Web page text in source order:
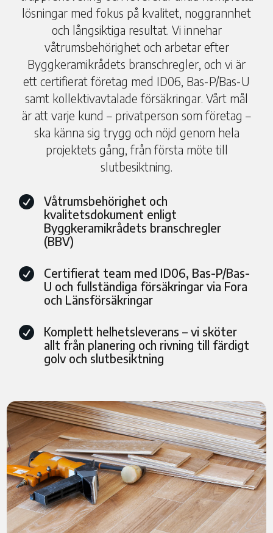
lösningar med fokus på kvalitet, noggrannhet
och långsiktiga resultat. Vi innehar
våtrumsbehörighet och arbetar efter
Byggkeramikrådets branschregler, och vi är
ett certifierat företag med ID06, Bas-P/Bas-U
samt kollektivavtalade försäkringar. Vårt mål
är att varje kund – privatperson som företag –
ska känna sig trygg och nöjd genom hela
projektets gång, från första möte till
slutbesiktning.

Våtrumsbehörighet och
kvalitetsdokument enligt
Byggkeramikrådets branschregler
(BBV)

Certifierat team med ID06, Bas-P/Bas-
U och fullständiga försäkringar via Fora
och Länsförsäkringar

Komplett helhetsleverans – vi sköter
allt från planering och rivning till färdigt
golv och slutbesiktning